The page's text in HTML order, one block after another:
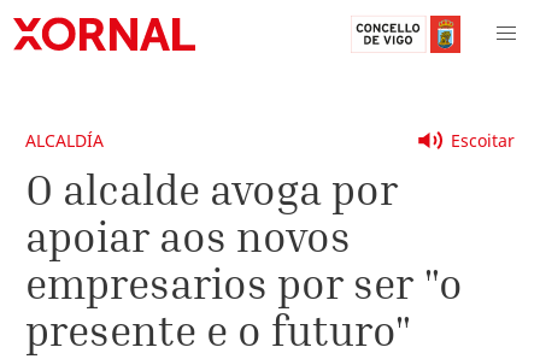
Escoitar
ALCALDÍA
O alcalde avoga por
apoiar aos novos
empresarios por ser "o
presente e o futuro"